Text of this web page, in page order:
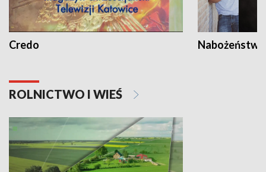
Credo
ROLNICTWO I WIEŚ